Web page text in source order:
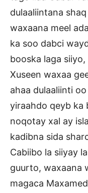
dulaaliintana
waxaana meel
ka soo dabci
booska laga
Xuseen waxaa
ahaa dulaaliinti
yiraahdo qeyb ka
noqotay xal ay
kadibna sida
Cabiibo la siiyay
guurto, waxaana
magaca